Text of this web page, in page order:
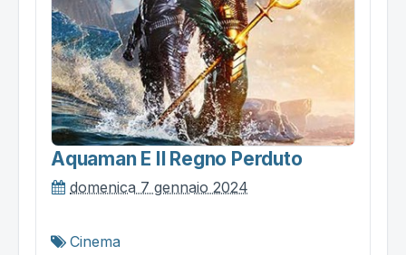
Aquaman E Il Regno Perduto
domenica 7 gennaio 2024
Cinema